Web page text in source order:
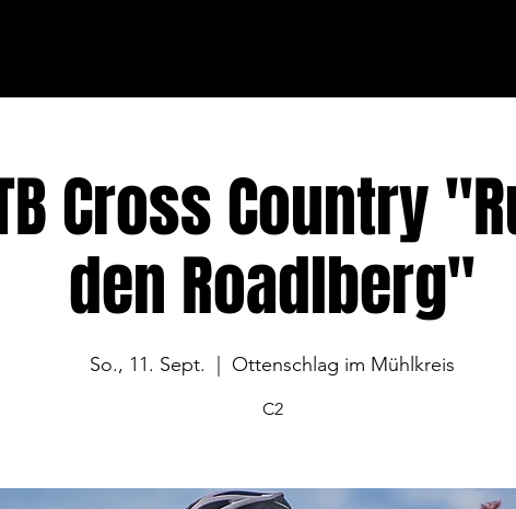
Cross Country
den Roadlberg"
So., 11. Sept. Ottenschlag im Mühlkreis
C2